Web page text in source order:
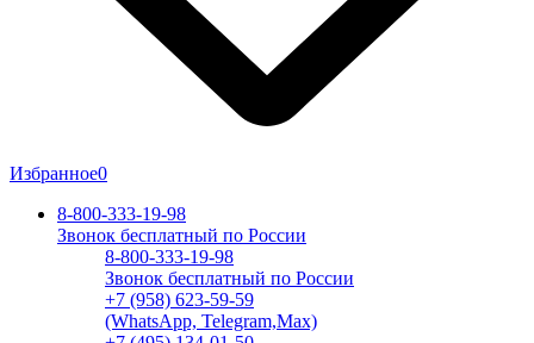
Избранное0
8-800-333-19-98
Звонок бесплатный по России
8-800-333-19-98
Звонок бесплатный по России
+7 (958) 623-59-59
(WhatsApp, Telegram,Max)